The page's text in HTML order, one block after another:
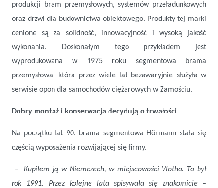
produkcji bram przemysłowych, systemów przeładunkowych
oraz drzwi dla budownictwa obiektowego. Produkty tej marki
cenione są za solidność, innowacyjność i wysoką jakość
wykonania. Doskonałym tego przykładem jest
wyprodukowana w 1975 roku segmentowa brama
przemysłowa, która przez wiele lat bezawaryjnie służyła w
serwisie opon dla samochodów ciężarowych w Zamościu.
Dobry montaż i konserwacja decydują o trwałości
Na początku lat 90. brama segmentowa Hörmann stała się
częścią wyposażenia rozwijającej się firmy.
–Kupiłem ją w Niemczech, w miejscowości Vlotho. To był
rok 1991. Przez kolejne lata spisywała się znakomicie –